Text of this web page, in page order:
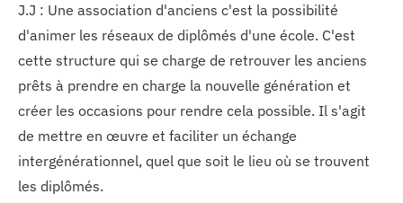
J.J : Une association d'anciens c'est la possibilité
d'animer les réseaux de diplômés d'une école. C'est
cette structure qui se charge de retrouver les anciens
prêts à prendre en charge la nouvelle génération et
créer les occasions pour rendre cela possible. Il s'agit
de mettre en œuvre et faciliter un échange
intergénérationnel, quel que soit le lieu où se trouvent
les diplômés.